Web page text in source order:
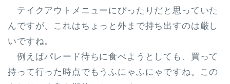
テイクアウトメニューにぴったりだと思っていた
んですが、これはちょっと外まで持ち出すのは厳し
いですね。
例えばパレード待ちに食べようとしても、買って
持って行った時点でもうふにゃふにゃですね。この